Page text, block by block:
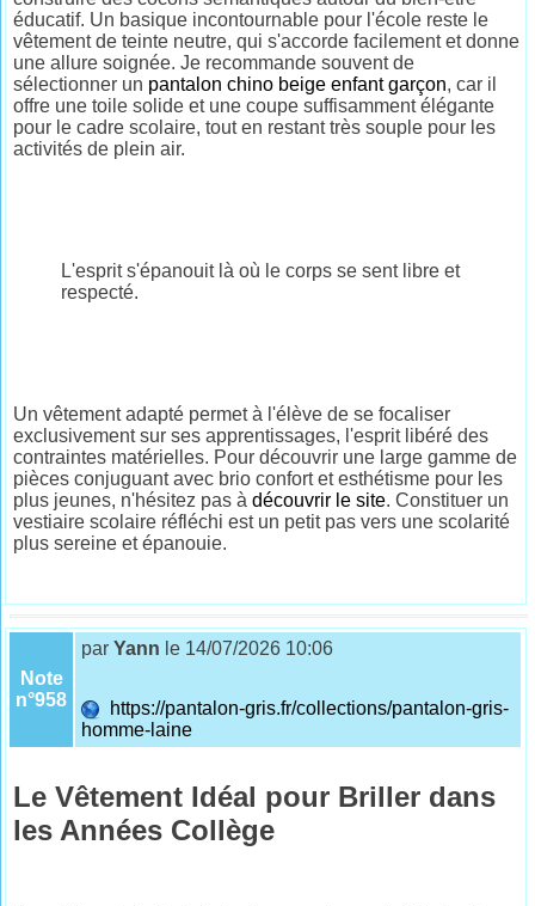
éducatif. Un basique incontournable pour l'école reste le
vêtement de teinte neutre, qui s'accorde facilement et donne
une allure soignée. Je recommande souvent de
sélectionner un pantalon chino beige enfant garçon, car il
offre une toile solide et une coupe suffisamment élégante
pour le cadre scolaire, tout en restant très souple pour les
activités de plein air.
L'esprit s'épanouit là où le corps se sent libre et
respecté.
Un vêtement adapté permet à l'élève de se focaliser
exclusivement sur ses apprentissages, l'esprit libéré des
contraintes matérielles. Pour découvrir une large gamme de
pièces conjuguant avec brio confort et esthétisme pour les
plus jeunes, n'hésitez pas àdécouvrir le site. Constituer un
vestiaire scolaire réfléchi est un petit pas vers une scolarité
plus sereine et épanouie.
Note
n°958
parYann le 14/07/2026 10:06
https://pantalon-gris.fr/collections/pantalon-gris-
homme-laine
Le Vêtement Idéal pour Briller dans
les Années Collège